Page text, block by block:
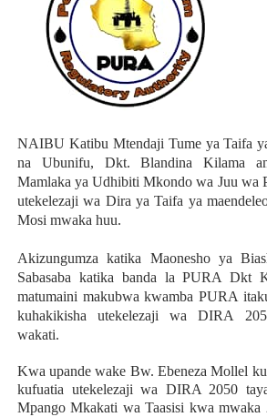
NAIBU Katibu Mtendaji Tume ya Taifa
na Ubunifu, Dkt. Blandina Kilama
Mamlaka ya Udhibiti Mkondo wa Juu wa
utekelezaji wa Dira ya Taifa ya
Mosi mwaka huu.
Akizungumza katika Maonesho ya
Sabasaba katika banda la PURA Dkt
matumaini makubwa kwamba PURA
kuhakikisha utekelezaji wa DIRA
wakati.
Kwa upande wake Bw. Ebeneza Mollel
kufuatia utekelezaji wa DIRA 2050
Mpango Mkakati wa Taasisi kwa